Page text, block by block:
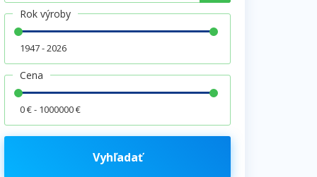
Rok výroby
1947 - 2026
Cena
0 € - 1000000 €
Vyhľadať